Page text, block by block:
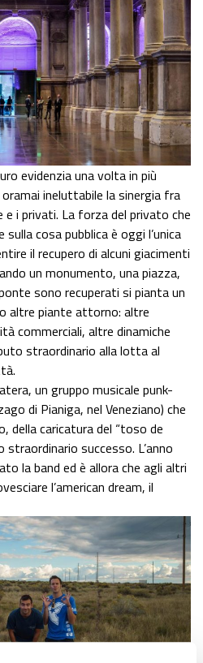
evidenzia una volta in più
ineluttabile la sinergia fra
e i privati. La forza del privato che
cosa pubblica è oggi l’unica
il recupero di alcuni giacimenti
un monumento, una piazza,
sono recuperati si pianta un
altre piante attorno: altre
commerciali, altre dinamiche
straordinario alla lotta al
un gruppo musicale punk-
di Pianiga, nel Veneziano) che
caricatura del “toso de
straordinario successo. L’anno
la band ed è allora che agli altri
l’american dream, il